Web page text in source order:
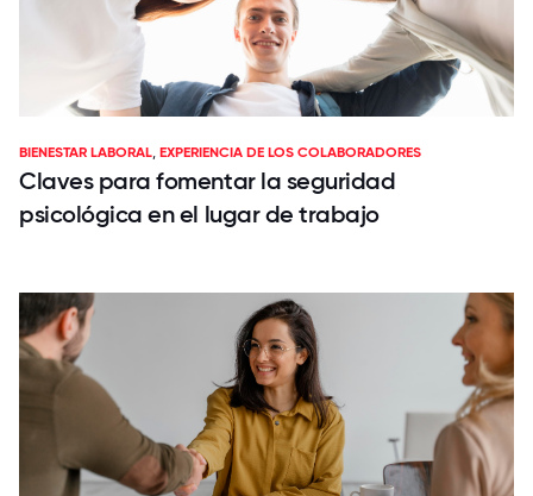
BIENESTAR LABORAL,EXPERIENCIA DE LOS COLABORADORES
Claves para fomentar la seguridad
psicológica en el lugar de trabajo